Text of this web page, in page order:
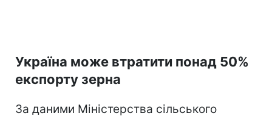
Україна може втратити понад 50%
експорту зерна
За даними Міністерства сільського